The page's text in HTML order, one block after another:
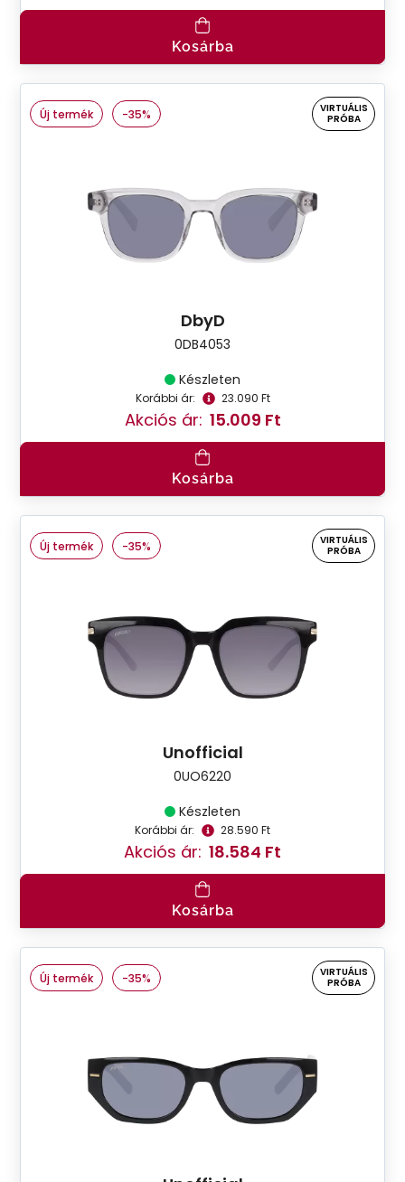
Kosárba
Új termék -35%
VIRTUÁLIS
PRÓBA
DbyD
0DB4053
Készleten
Korábbi ár: 23.090 Ft
Akciós ár: 15.009 Ft
Kosárba
Új termék -35%
VIRTUÁLIS
PRÓBA
Unofficial
0UO6220
Készleten
Korábbi ár: 28.590 Ft
Akciós ár: 18.584 Ft
Kosárba
Új termék -35%
VIRTUÁLIS
PRÓBA